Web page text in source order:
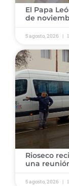
El Papa
de
5 agosto, 2026
Rioseco
una
5 agosto, 2026